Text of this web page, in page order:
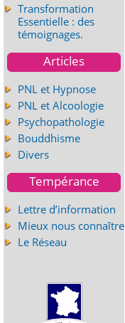
Transformation
Essentielle : des
témoignages.
Articles
PNL et Hypnose
PNL et Alcoologie
Psychopathologie
Bouddhisme
Divers
Tempérance
Lettre d’information
Mieux nous connaître
Le Réseau